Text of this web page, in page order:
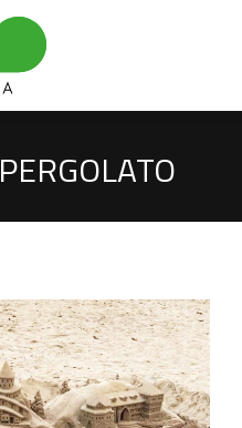
PERGOLATO